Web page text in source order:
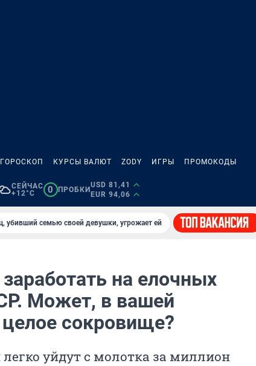
ГОРОСКОП КУРСЫ ВАЛЮТ ZODY ИГРЫ ПРОМОКОДЫ
СЕЙЧАС
+12°C
0 ПРОБКИ
USD 81,41
EUR 94,06
убивший семью своей девушки, угрожает ей
на елочных
Может, в вашей
сокровище?
уйдут с молотка за миллион